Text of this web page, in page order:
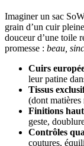
Imaginer un sac
grain d’un cuir
douceur d’une toile
promesse : beau,
Cuirs
leur patine
Tissus
(dont matières
Finitions
geste,
Contrôles
coutures,